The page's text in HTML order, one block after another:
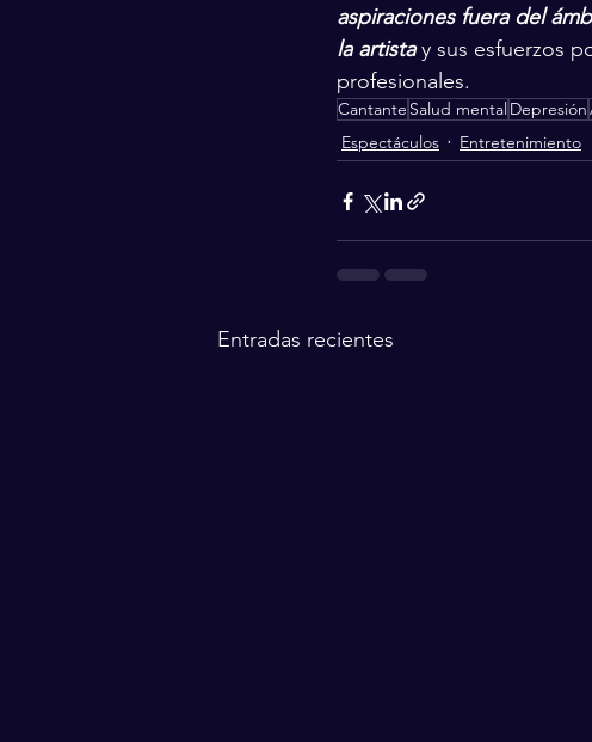
aspiraciones fuera del
la artista y sus esfuerzos
profesionales.
Cantante Salud mental Depresión
Espectáculos
Entretenimiento
Entradas recientes